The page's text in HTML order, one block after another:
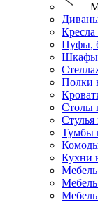
Кресла
Пуфы,
Шкафы
Полки
Столы
Стулья
Тумбы
Кухни
Мебель
Мебель
Мебель